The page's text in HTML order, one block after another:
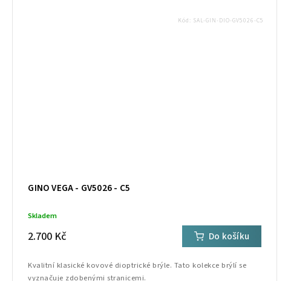
GINO VEGA - GV5026 - C5
Skladem
2.700 Kč Do košíku
Kvalitní klasické kovové dioptrické brýle. Tato kolekce brýlí se
Kód: SAL-GIN-DIO-GV5026-C5